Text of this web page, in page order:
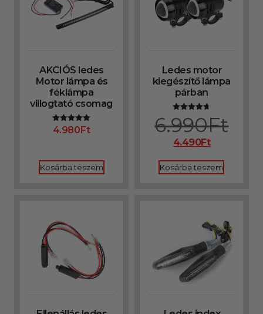
AKCIÓS ledes
Motor lámpa és
féklámpa
villogtató csomag
Értékelés:
5.00
4.980Ft
Kosárba teszem
Ledes motor
kiegészítő lámpa
párban
Értékelés:
4.71
/ 5
6.990Ft
4.490Ft
Kosárba teszem